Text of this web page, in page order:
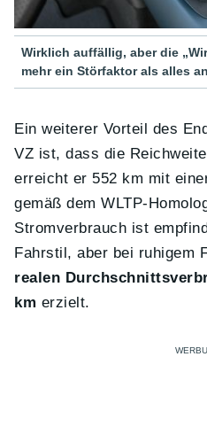
Wirklich auffällig, aber die
mehr ein Störfaktor als alles
Ein weiterer Vorteil des
VZ ist, dass die
erreicht er 552 km mit
gemäß dem WLTP-
Stromverbrauch ist
Fahrstil, aber bei ruhigem
realen
km erzielt.